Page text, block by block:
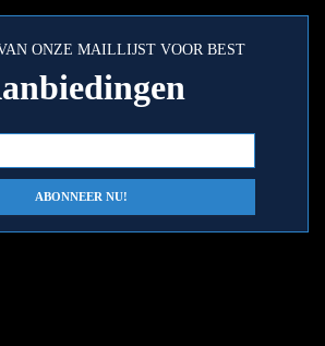
ONZE MAILLIJST VOOR BEST